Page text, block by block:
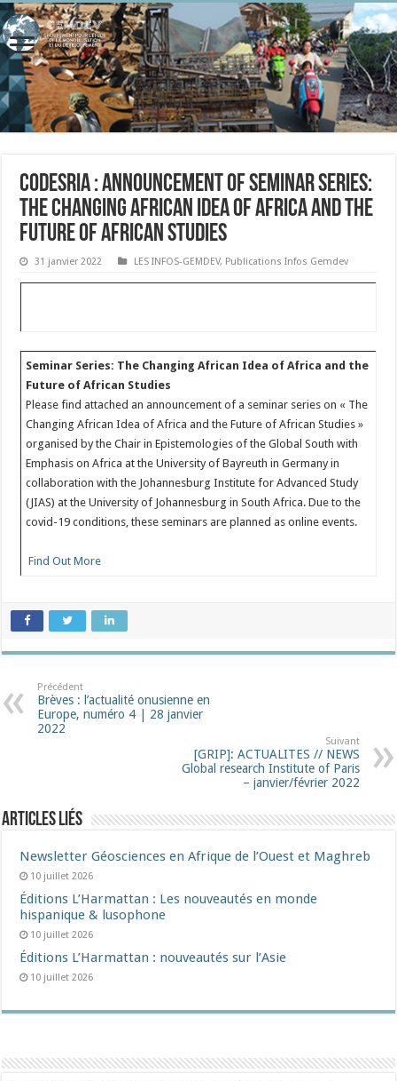
CODESRIA : Announcement of Seminar Series:
The Changing African Idea of Africa and the
Future of African Studies
31 janvier 2022 LES INFOS-GEMDEV, Publications Infos Gemdev
Seminar Series: The Changing African Idea of Africa and the
Future of African Studies
Please find attached an announcement of a seminar series on « The
Changing African Idea of Africa and the Future of African Studies »
organised by the Chair in Epistemologies of the Global South with
Emphasis on Africa at the University of Bayreuth in Germany in
collaboration with the Johannesburg Institute for Advanced Study
(JIAS) at the University of Johannesburg in South Africa. Due to the
covid-19 conditions, these seminars are planned as online events.
Find Out More
Précédent
Brèves : l’actualité onusienne en
Europe, numéro 4 | 28 janvier
2022
Suivant
[GRIP]: ACTUALITES // NEWS
Global research Institute of Paris
– janvier/février 2022
Articles liés
Newsletter Géosciences en Afrique de l’Ouest et Maghreb
10 juillet 2026
Éditions L’Harmattan : Les nouveautés en monde
hispanique & lusophone
10 juillet 2026
Éditions L’Harmattan : nouveautés sur l’Asie
10 juillet 2026